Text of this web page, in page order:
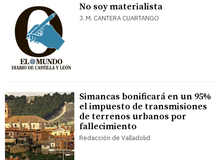
No soy materialista
J. M. CANTERA CUARTANGO
Simancas bonificará en un 95%
el impuesto de transmisiones
de terrenos urbanos por
fallecimiento
Redacción de Valladolid